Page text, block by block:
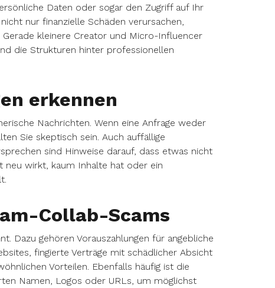
Daten oder sogar den Zugriff auf Ihr
nur finanzielle Schäden verursachen,
kleinere Creator und Micro-Influencer
die Strukturen hinter professionellen
erkennen
Nachrichten. Wenn eine Anfrage weder
Sie skeptisch sein. Auch auffällige
sind Hinweise darauf, dass etwas nicht
neu wirkt, kaum Inhalte hat oder ein
Collab-Scams
Dazu gehören Vorauszahlungen für angebliche
fingierte Verträge mit schädlicher Absicht
Vorteilen. Ebenfalls häufig ist die
Namen, Logos oder URLs, um möglichst